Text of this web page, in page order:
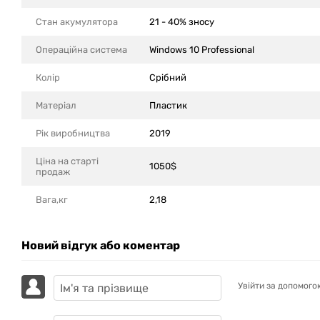
Стан акумулятора 21 - 40% зносу
Операційна система Windows 10 Professional
Колір Срібний
Матеріал Пластик
Рік виробництва 2019
Ціна на старті
продаж
1050$
Вага,кг 2,18
Новий відгук або коментар
Увійти за